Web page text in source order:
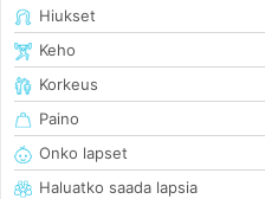
Hiukset
Keho
Korkeus
Paino
Onko lapset
Haluatko saada lapsia